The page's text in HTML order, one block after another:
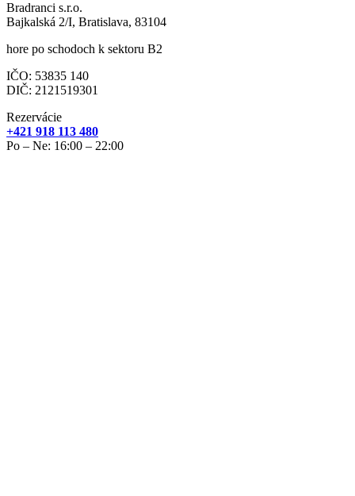
Bradranci s.r.o.
Bajkalská 2/I, Bratislava, 83104
hore po schodoch k sektoru B2
IČO: 53835 140
DIČ: 2121519301
Rezervácie
+421 918 113 480
Po – Ne: 16:00 – 22:00